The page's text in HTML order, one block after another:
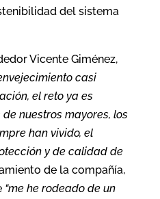
del sistema
Vicente Giménez,
casi
el reto ya es
nuestros mayores, los
han vivido, el
y de calidad de
de la compañía,
“me he rodeado de un